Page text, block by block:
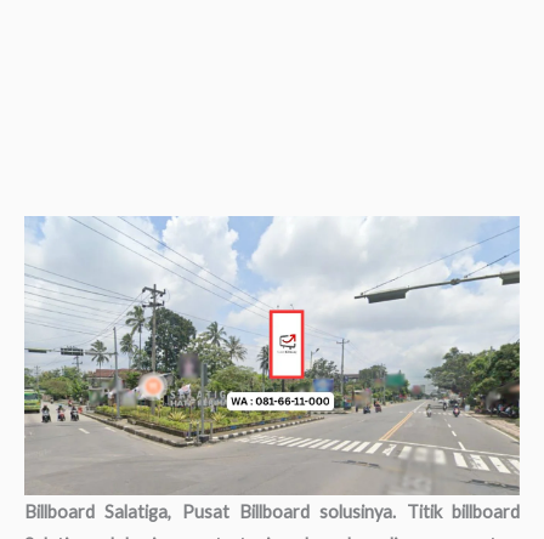
Billboard Salatiga, Pusat Billboard solusinya. Titik billboard